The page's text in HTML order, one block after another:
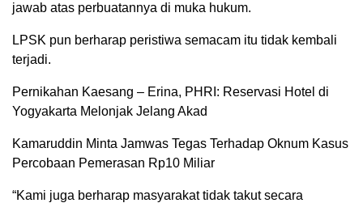
jawab atas perbuatannya di muka hukum.
LPSK pun berharap peristiwa semacam itu tidak kembali
terjadi.
Pernikahan Kaesang – Erina, PHRI: Reservasi Hotel di
Yogyakarta Melonjak Jelang Akad
Kamaruddin Minta Jamwas Tegas Terhadap Oknum Kasus
Percobaan Pemerasan Rp10 Miliar
“Kami juga berharap masyarakat tidak takut secara